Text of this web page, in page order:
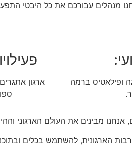
מנהלים עבורכם את כל היבטי
ופילאטיס ברמה
ארגון
מבינים את העולם הארגוני
הארגונית, להשתמש בכלים